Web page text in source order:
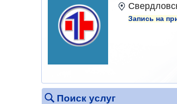
Запись на
Поиск услуг